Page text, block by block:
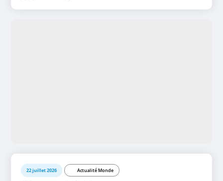
22 juillet 2026 Actualité Monde